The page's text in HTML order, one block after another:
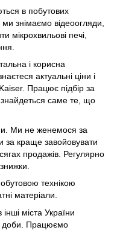
в побутових
ми знімаємо відеоогляди,
мікрохвильові печі,
і корисна
актуальні ціни і
Працює підбір за
саме те, що
Ми не женемося за
краще завойовувати
продажів. Регулярно
технікою
матеріали.
міста України
доби. Працюємо